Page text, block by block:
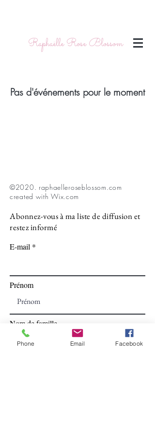
Raphaëlle Rose Blossom
Pas d'événements pour le moment
©2020. raphaelleroseblossom.com
created withWix.com
Abonnez-vous à ma liste de diffusion et
restez informé
E-mail
Prénom
Nom de famille
Phone Email Facebook